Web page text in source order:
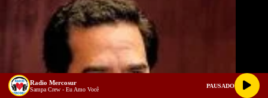
Radio Mercosur
Sampa Crew - Eu Amo Você
PAUSADO